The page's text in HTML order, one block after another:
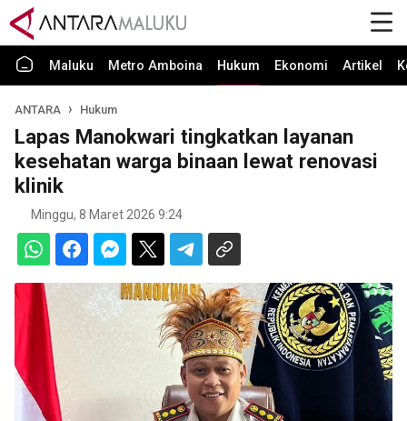
Maluku Metro Amboina Hukum Ekonomi Artikel
ANTARA Hukum
Lapas Manokwari tingkatkan layanan
kesehatan warga binaan lewat renovasi
klinik
Minggu, 8 Maret 2026 9:24